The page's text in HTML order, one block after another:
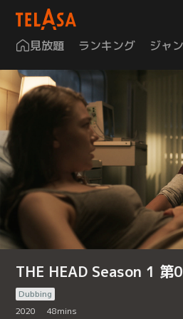
見放題 ランキング ジャ
THE HEAD Season 1 第
Dubbing
2020
48mins